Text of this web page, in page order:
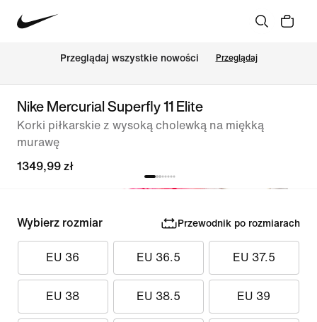
Przeglądaj wszystkie nowości Przeglądaj
Nike Mercurial Superfly 11 Elite
Korki piłkarskie z wysoką cholewką na miękką
murawę
1349,99 zł
Wybierz rozmiar Przewodnik po rozmiarach
EU 36 EU 36.5 EU 37.5
EU 38 EU 38.5 EU 39